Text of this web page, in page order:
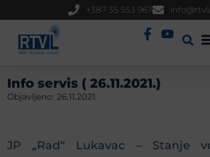
+387 35 553 967
Info servis ( 26.11.2021.)
Objavljeno: 26.11.2021.
JP „Rad“ Lukavac – Stanje